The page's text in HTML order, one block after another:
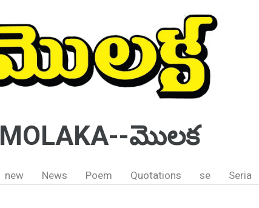
MOLAKA--మొలక
new News Poem Quotations se Seria